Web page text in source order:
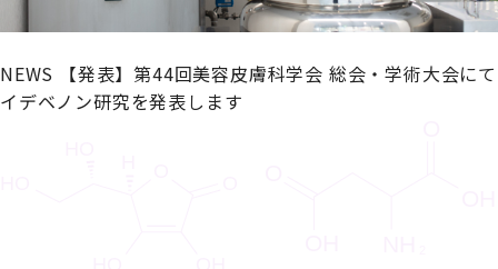
NEWS
【発表】第44回美容皮膚科学会 総会・学術大会にて
イデベノン研究を発表します